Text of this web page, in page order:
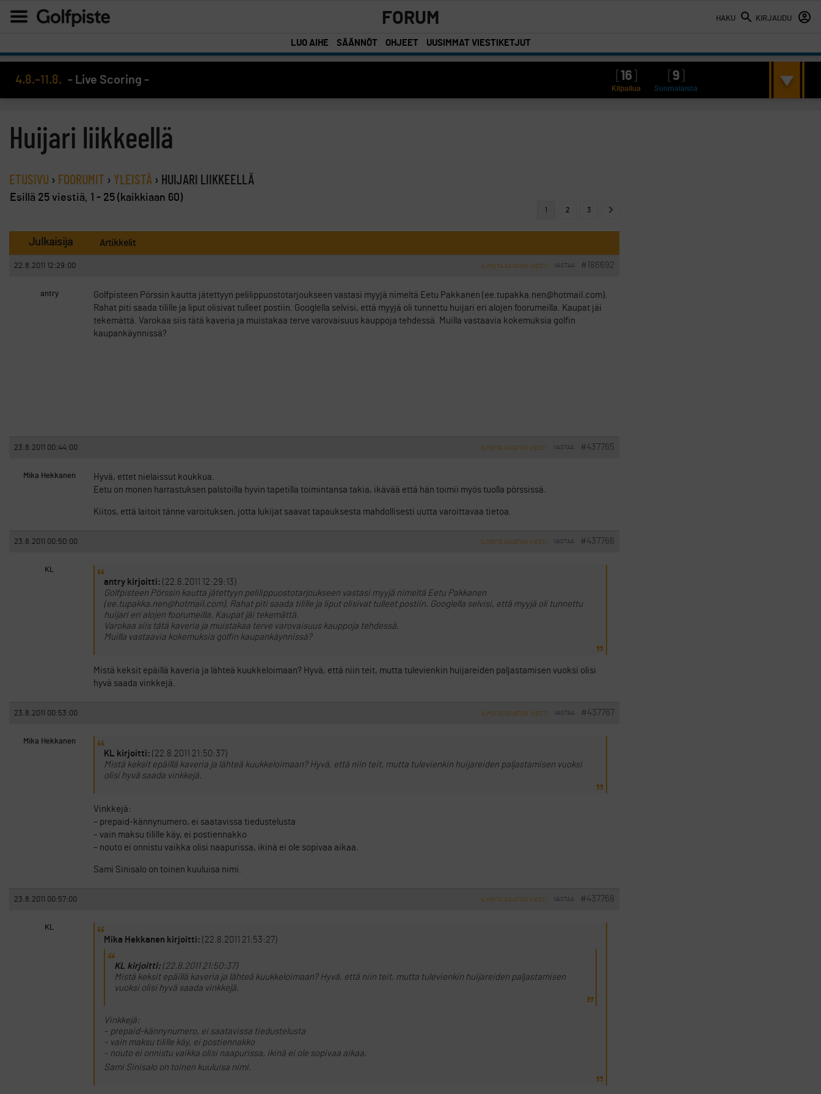
HAKU KIRJAUDU
FORUM
LUO AIHE SÄÄNNÖT OHJEET UUSIMMAT VIESTIKETJUT
4.8.–11.8. - Live Scoring - 16 9
Kilpailua Suomalaista
Huijari liikkeellä
ETUSIVU › FOORUMIT › YLEISTÄ › HUIJARI LIIKKEELLÄ
Esillä 25 viestiä, 1 - 25 (kaikkiaan 60)
1 2 3
Julkaisija Artikkelit
22.8.2011 12:29:00 #186692
VASTAA
ILMOITA ASIATON VIESTI
antry
Golfpisteen Pörssin kautta jätettyyn pelilippuostotarjoukseen vastasi myyjä nimeltä Eetu Pakkanen (ee.tupakka.nen@hotmail.com).
Rahat piti saada tilille ja liput olisivat tulleet postiin. Googlella selvisi, että myyjä oli tunnettu huijari eri alojen foorumeilla. Kaupat jäi
tekemättä. Varokaa siis tätä kaveria ja muistakaa terve varovaisuus kauppoja tehdessä. Muilla vastaavia kokemuksia golfin
kaupankäynnissä?
23.8.2011 00:44:00 #437765
VASTAA
ILMOITA ASIATON VIESTI
Mika Hekkanen
Hyvä, ettet nielaissut koukkua.
Eetu on monen harrastuksen palstoilla hyvin tapetilla toimintansa takia, ikävää että hän toimii myös tuolla pörssissä.
Kiitos, että laitoit tänne varoituksen, jotta lukijat saavat tapauksesta mahdollisesti uutta varoittavaa tietoa.
23.8.2011 00:50:00 #437766
VASTAA
ILMOITA ASIATON VIESTI
KL
antry kirjoitti: (22.8.2011 12:29:13)
Golfpisteen Pörssin kautta jätettyyn pelilippuostotarjoukseen vastasi myyjä nimeltä Eetu Pakkanen
(ee.tupakka.nen@hotmail.com). Rahat piti saada tilille ja liput olisivat tulleet postiin. Googlella selvisi, että myyjä oli tunnettu
huijari eri alojen foorumeilla. Kaupat jäi tekemättä.
Varokaa siis tätä kaveria ja muistakaa terve varovaisuus kauppoja tehdessä.
Muilla vastaavia kokemuksia golfin kaupankäynnissä?
Mistä keksit epäillä kaveria ja lähteä kuukkeloimaan? Hyvä, että niin teit, mutta tulevienkin huijareiden paljastamisen vuoksi olisi
hyvä saada vinkkejä.
23.8.2011 00:53:00 #437767
VASTAA
ILMOITA ASIATON VIESTI
Mika Hekkanen
KL kirjoitti: (22.8.2011 21:50:37)
Mistä keksit epäillä kaveria ja lähteä kuukkeloimaan? Hyvä, että niin teit, mutta tulevienkin huijareiden paljastamisen vuoksi
olisi hyvä saada vinkkejä.
Vinkkejä:
– prepaid-kännynumero, ei saatavissa tiedustelusta
– vain maksu tilille käy, ei postiennakko
– nouto ei onnistu vaikka olisi naapurissa, ikinä ei ole sopivaa aikaa.
Sami Sinisalo on toinen kuuluisa nimi.
23.8.2011 00:57:00 #437768
VASTAA
ILMOITA ASIATON VIESTI
KL
Mika Hekkanen kirjoitti: (22.8.2011 21:53:27)
KL kirjoitti:(22.8.2011 21:50:37)
Mistä keksit epäillä kaveria ja lähteä kuukkeloimaan? Hyvä, että niin teit, mutta tulevienkin huijareiden paljastamisen
vuoksi olisi hyvä saada vinkkejä.
Vinkkejä:
– prepaid-kännynumero, ei saatavissa tiedustelusta
– vain maksu tilille käy, ei postiennakko
– nouto ei onnistu vaikka olisi naapurissa, ikinä ei ole sopivaa aikaa.
Sami Sinisalo on toinen kuuluisa nimi.